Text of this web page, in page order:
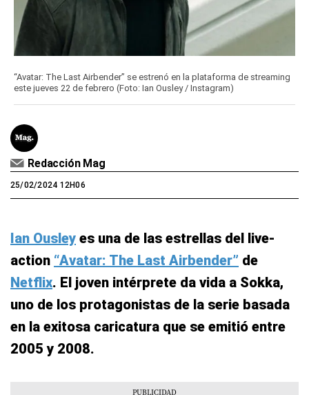
“Avatar: The Last Airbender” se estrenó en la plataforma de streaming
este jueves 22 de febrero (Foto: Ian Ousley / Instagram)
Redacción Mag
25/02/2024 12H06
Ian Ousley es una de las estrellas del live-
action “Avatar: The Last Airbender” de
Netflix. El joven intérprete da vida a Sokka,
uno de los protagonistas de la serie basada
en la exitosa caricatura que se emitió entre
2005 y 2008.